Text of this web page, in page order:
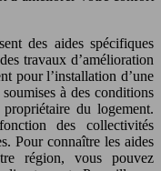
des aides spécifiques
travaux d’amélioration
pour l’installation d’une
à des conditions
du logement.
des collectivités
Pour connaître les aides
région, vous pouvez